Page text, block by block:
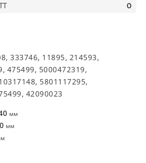
0
333746, 11895, 214593,
475499, 5000472319,
5801117295,
42090023
мм
мм